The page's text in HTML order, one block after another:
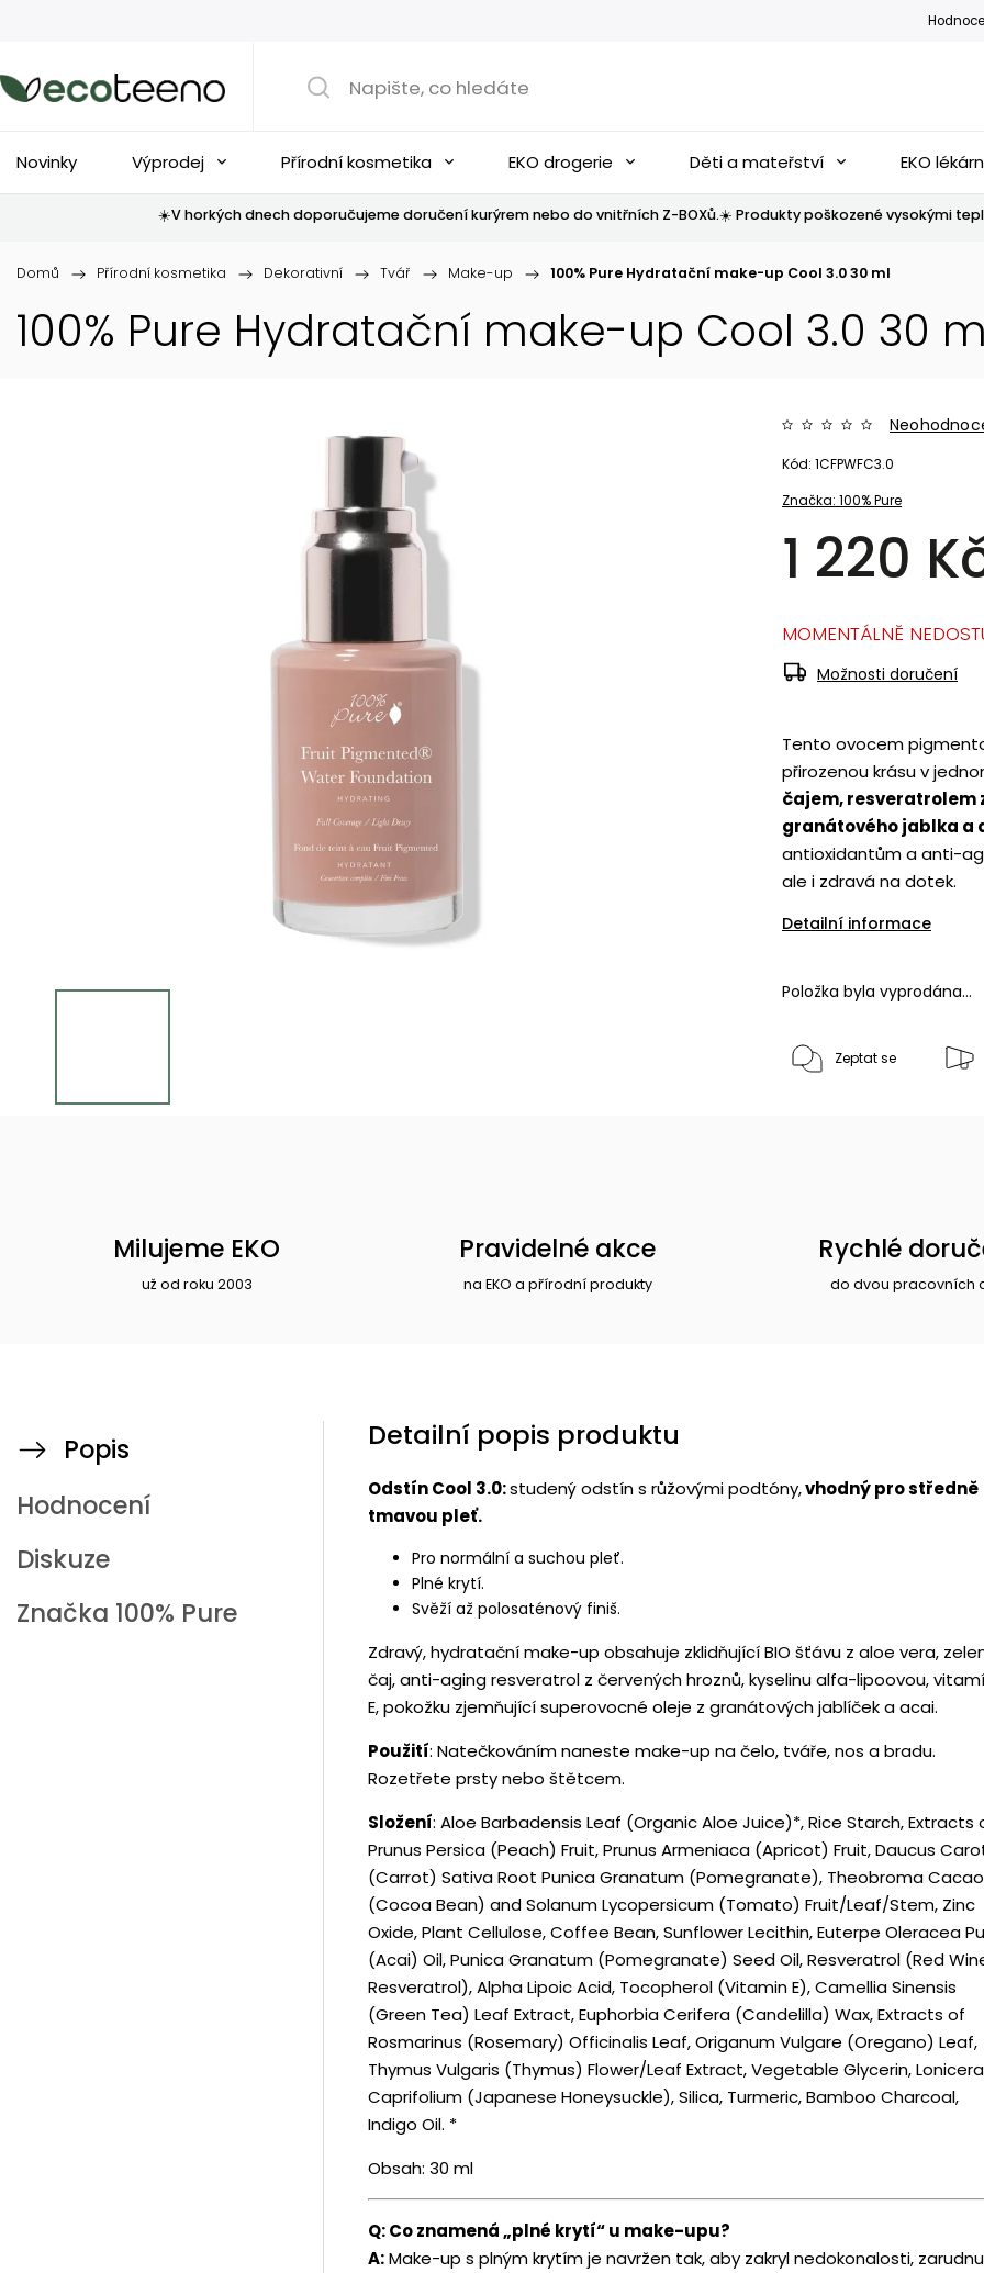
Novinky Výprodej Přírodní kosmetika EKO drogerie Děti a mateřství EKO
☀️V horkých dnech doporučujeme doručení kurýrem nebo do vnitřních Z-BOXů.☀️ Produkty poškozené vysokými
Domů / Přírodní kosmetika / Dekorativní / Tvář / Make-up / 100% Pure Hydratační make-up Cool 3.0 30 ml
100% Pure Hydratační make-up Cool 3.0 30
Značka:100% Pure
1 220
Kód: 1CFPWFC3.0
Tento ovocem
přirozenou krásu v
čajem, resveratrolem
granátového jablka a
antioxidantům a anti-
ale i zdravá na dotek.
Detailní informace
Položka byla vyprodána…
MOMENTÁLNĚ
Možnosti doručení
Zeptat se
Milujeme EKO
už od roku 2003
Pravidelné akce
na EKO a přírodní produkty
Rychlé
do dvou pracovních
Popis
Hodnocení
Diskuze
Značka 100% Pure
Detailní popis produktu
Odstín Cool 3.0:studený odstín s růžovými podtóny,vhodný pro středně
tmavou pleť.
Pro normální a suchou pleť.
Plné krytí.
Svěží až polosaténový finiš.
Zdravý, hydratační make-up obsahuje zklidňující BIO šťávu z aloe vera,
čaj, anti-aging resveratrol z červených hroznů, kyselinu alfa-lipoovou,
E, pokožku zjemňující superovocné oleje z granátových jablíček a acai.
Použití: Natečkováním naneste make-up na čelo, tváře, nos a bradu.
Rozetřete prsty nebo štětcem.
Složení: Aloe Barbadensis Leaf (Organic Aloe Juice)*, Rice Starch, Extracts
Prunus Persica (Peach) Fruit, Prunus Armeniaca (Apricot) Fruit, Daucus
(Carrot) Sativa Root Punica Granatum (Pomegranate), Theobroma Cacao
(Cocoa Bean) and Solanum Lycopersicum (Tomato) Fruit/Leaf/Stem, Zinc
Oxide, Plant Cellulose, Coffee Bean, Sunflower Lecithin, Euterpe Oleracea
(Acai) Oil, Punica Granatum (Pomegranate) Seed Oil, Resveratrol (Red
Resveratrol), Alpha Lipoic Acid, Tocopherol (Vitamin E), Camellia Sinensis
(Green Tea) Leaf Extract, Euphorbia Cerifera (Candelilla) Wax, Extracts of
Rosmarinus (Rosemary) Officinalis Leaf, Origanum Vulgare (Oregano) Leaf,
Thymus Vulgaris (Thymus) Flower/Leaf Extract, Vegetable Glycerin, Lonicera
Caprifolium (Japanese Honeysuckle), Silica, Turmeric, Bamboo Charcoal,
Indigo Oil. *
Obsah: 30 ml
Q: Co znamená „plné krytí“ u make-upu?
A:Make-up s plným krytím je navržen tak, aby zakryl nedokonalosti,